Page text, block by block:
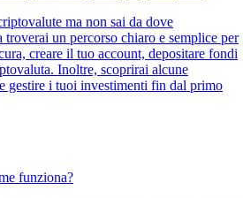
ma non sai da dove
troverai un percorso chiaro e semplice per
creare il tuo account, depositare fondi
Inoltre, scoprirai alcune
gestire i tuoi investimenti fin dal primo
funziona?